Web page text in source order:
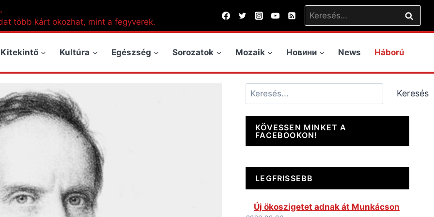
több kárt okozhat, mint a fegyverek.
Keresés:
Kitekintő Kultúra Egészség Sorozatok Mozaik Новини News Háború
Keresés Keresés
KÖVESSEN MINKET A
FACEBOOKON!
LEGFRISSEBB
Új ökoszigetet adnak át Munkácson